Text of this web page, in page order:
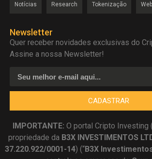
Notícias Research Tokenização
Newsletter
Quer receber novidades exclusivas do
Assine a nossa Newsletter!
CADASTRAR
IMPORTANTE: O portal Cripto Investing
propriedade da B3X INVESTIMENTOS
37.220.922/0001-14) (“B3X